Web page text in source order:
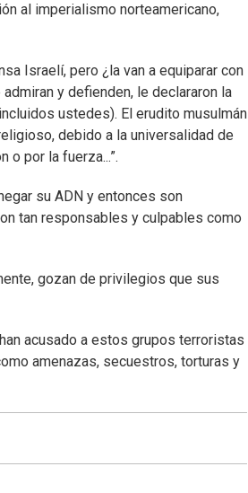
al imperialismo norteamericano,
Israelí, pero ¿la van a equiparar con
y defienden, le declararon la
ustedes). El erudito musulmán
debido a la universalidad de
o por la fuerza...”.
su ADN y entonces son
tan responsables y culpables como
gozan de privilegios que sus
acusado a estos grupos terroristas
amenazas, secuestros, torturas y